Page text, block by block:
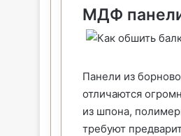
МДФ
Панели из
отличаются
из шпона,
требуют